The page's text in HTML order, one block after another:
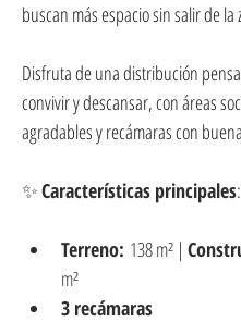
buscan más espacio sin salir de la
Disfruta de una distribución
convivir y descansar, con áreas
agradables y recámaras con
✨ Características principales:
Terreno: 138 m² |
m²
3 recámaras